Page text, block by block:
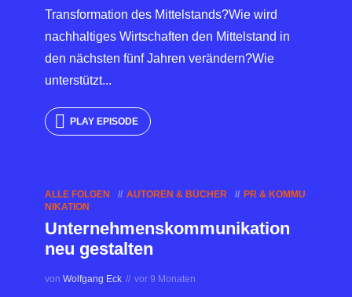
Transformation des Mittelstands?Wie wird
nachhaltiges Wirtschaften den Mittelstand in
den nächsten fünf Jahren verändern?Wie
unterstützt...
PLAY EPISODE
ALLE FOLGEN AUTOREN & BÜCHER
PR & KOMMU
NIKATION
Unternehmenskommunikation
neu gestalten
von Wolfgang Eck vor 9 Monaten